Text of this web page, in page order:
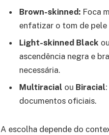
Brown-skinned: Foca
enfatizar o tom de
Light-skinned Black ou
ascendência negra e
necessária.
Multiracial ou Biracial
documentos oficiais.
A escolha depende do